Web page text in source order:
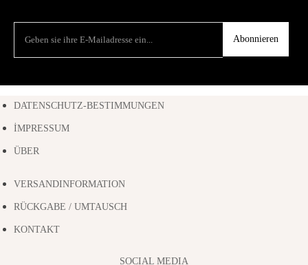
Abonnieren
DATENSCHUTZ-BESTIMMUNGEN
İMPRESSUM
ÜBER
VERSANDINFORMATION
RÜCKGABE / UMTAUSCH
KONTAKT
SOCIAL MEDIA